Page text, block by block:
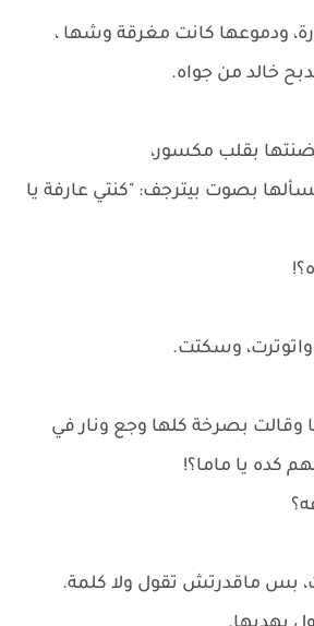
ودموعها كانت مغرقة وشها ،
خالد من جواه.
بقلب مكسور،
بصوت بيترجف: "كنتي عارفة يا
وسكتت.
بصرخة كلها وجع ونار في
كده يا ماما؟!
بس ماقدرتش تقول ولا كلمة.